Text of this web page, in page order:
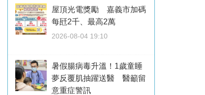
屋頂光電獎勵 嘉義市加碼
每瓩2千、最高2萬
2026-08-04 19:10
暑假腸病毒升溫！1歲童睡
夢反覆肌抽躍送醫 醫籲留
意重症警訊